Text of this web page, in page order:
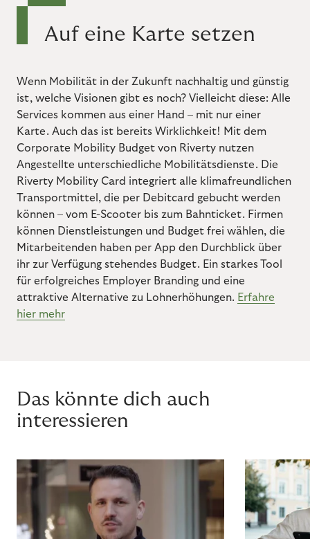
Auf eine Karte setzen
Wenn Mobilität in der Zukunft nachhaltig und günstig
ist, welche Visionen gibt es noch? Vielleicht diese: Alle
Services kommen aus einer Hand – mit nur einer
Karte. Auch das ist bereits Wirklichkeit! Mit dem
Corporate Mobility Budget von Riverty nutzen
Angestellte unterschiedliche Mobilitätsdienste. Die
Riverty Mobility Card integriert alle klimafreundlichen
Transportmittel, die per Debitcard gebucht werden
können – vom E-Scooter bis zum Bahnticket. Firmen
können Dienstleistungen und Budget frei wählen, die
Mitarbeitenden haben per App den Durchblick über
ihr zur Verfügung stehendes Budget. Ein starkes Tool
für erfolgreiches Employer Branding und eine
attraktive Alternative zu Lohnerhöhungen. Erfahre
hier mehr
Das könnte dich auch
interessieren